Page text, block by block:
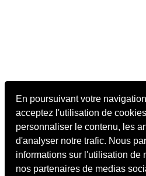
En poursuivant votre
acceptez l'utilisation de
personnaliser le contenu, les
d'analyser notre trafic. Nous
informations sur l'utilisation de
nos partenaires de medias